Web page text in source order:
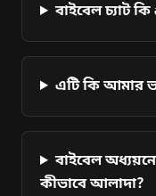
বাইবেল চ্যাট
এটি কি আমার
বাইবেল
কীভাবে আলাদা?